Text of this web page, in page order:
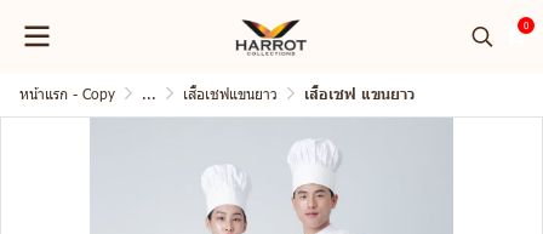
0
หน้าแรก - Copy ... เสื้อเชฟแขนยาว เสื้อเชฟ แขนยาว